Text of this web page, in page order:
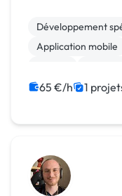
technique pour
Développement
Application mobile
65 €/h 1